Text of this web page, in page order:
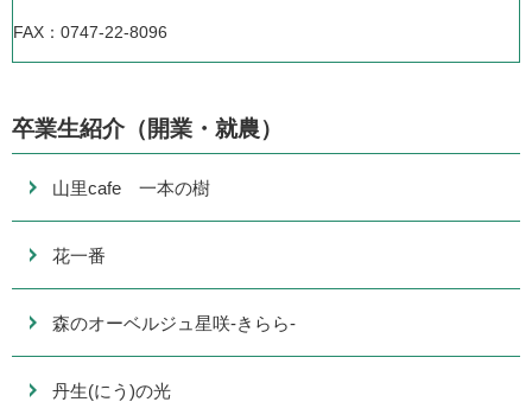
FAX：0747-22-8096
卒業生紹介（開業・就農）
山里cafe 一本の樹
花一番
森のオーベルジュ星咲-きらら-
丹生(にう)の光